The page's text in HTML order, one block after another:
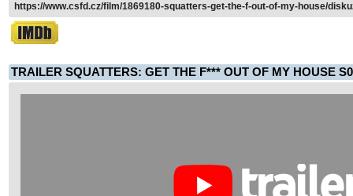
https://www.csfd.cz/film/1869180-squatters-get-the-f-out-of-my-house/
TRAILER SQUATTERS: GET THE F*** OUT OF MY HOUSE